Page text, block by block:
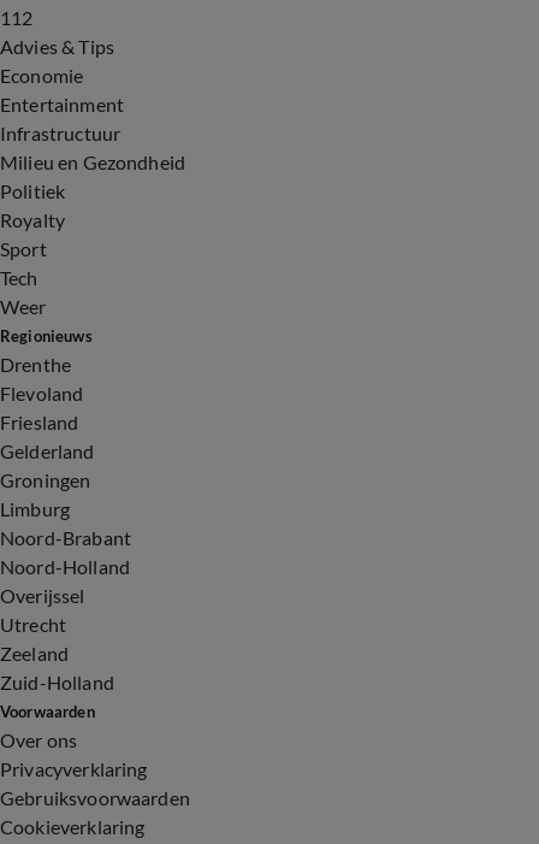
112
Advies & Tips
Economie
Entertainment
Infrastructuur
Milieu en Gezondheid
Politiek
Royalty
Sport
Tech
Weer
Regionieuws
Drenthe
Flevoland
Friesland
Gelderland
Groningen
Limburg
Noord-Brabant
Noord-Holland
Overijssel
Utrecht
Zeeland
Zuid-Holland
Voorwaarden
Over ons
Privacyverklaring
Gebruiksvoorwaarden
Cookieverklaring